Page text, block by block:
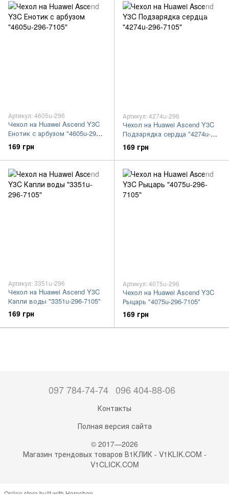
Артикул: 4605u-296
Чехол на Huawei Ascend Y3C
Енотик с арбузом "4605u-296-
7105"
169 грн
Артикул: 4274u-296
Чехол на Huawei Ascend Y3C
Подзарядка сердца "4274u-
296-7105"
169 грн
Артикул: 3351u-296
Чехол на Huawei Ascend Y3C
Капли воды "3351u-296-7105"
169 грн
Артикул: 4075u-296
Чехол на Huawei Ascend Y3C
Рыцарь "4075u-296-7105"
169 грн
097 784-74-74 096 404-88-06
Контакты
Полная версия сайта
© 2017—2026
Магазин трендовых товаров В1КЛИК - V1KLIK.COM -
V1CLICK.COM
Online store built with Horoshop